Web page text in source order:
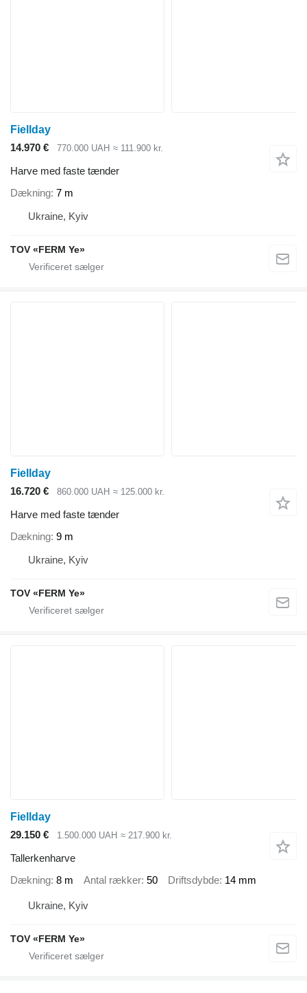
Fiellday
14.970 €
770.000 UAH ≈ 111.900 kr.
Harve med faste tænder
Dækning 7 m
Ukraine, Kyiv
TOV «FERM Ye»
Fiellday
16.720 €
860.000 UAH ≈ 125.000 kr.
Harve med faste tænder
Dækning 9 m
Ukraine, Kyiv
TOV «FERM Ye»
Fiellday
29.150 €
1.500.000 UAH ≈ 217.900 kr.
Tallerkenharve
Dækning 8 m Antal rækker 50 Driftsdybde 14 mm
Ukraine, Kyiv
TOV «FERM Ye»